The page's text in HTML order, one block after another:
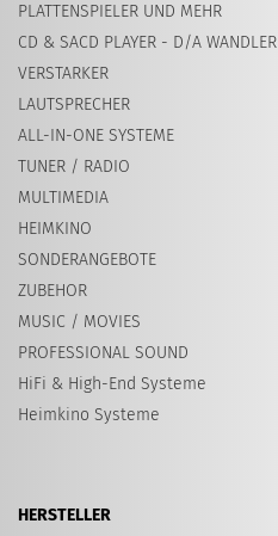
PLATTENSPIELER UND MEHR
CD & SACD PLAYER - D/A WANDLER
VERSTARKER
LAUTSPRECHER
ALL-IN-ONE SYSTEME
TUNER / RADIO
MULTIMEDIA
HEIMKINO
SONDERANGEBOTE
ZUBEHOR
MUSIC / MOVIES
PROFESSIONAL SOUND
HiFi & High-End Systeme
Heimkino Systeme
HERSTELLER